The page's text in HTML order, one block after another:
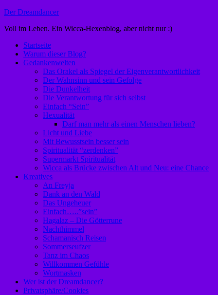
Zum
springen
Der Dreamdancer
Voll im Leben. Ein Wicca-Hexenblog, aber nicht nur :)
Startseite
Warum dieser Blog?
Gedankenwelten
Das Orakel als Spiegel der Eigenverantwortlichkeit
Der Wahnsinn und sein Gefolge
Die Dunkelheit
Die Verantwortung für sich selbst
Einfach “Sein”
Hexualität
Darf man mehr als einen Menschen lieben?
Licht und Liebe
Mit Bewusstsein besser sein
Spiritualität “zerdenken”
Supermarkt Spiritualität
Wicca als Brücke zwischen Alt und Neu: eine Chance
Kreatives
An Freyja
Dank an den Wald
Das Ungeheuer
Einfach…..”sein”
Hagalaz – Die Götterrune
Nachthimmel
Schamanisch Reisen
Sommerseufzer
Tanz im Chaos
Willkommen Gefühle
Wortmasken
Wer ist der Dreamdancer?
Privatsphäre/Cookies